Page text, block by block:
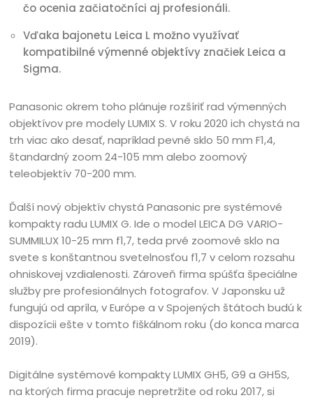
čo ocenia začiatočníci aj profesionáli.
Vďaka bajonetu Leica L možno využívať
kompatibilné výmenné objektívy značiek Leica a
Sigma.
Panasonic okrem toho plánuje rozšíriť rad výmenných
objektívov pre modely LUMIX S. V roku 2020 ich chystá na
trh viac ako desať, napríklad pevné sklo 50 mm F1,4,
štandardný zoom 24-105 mm alebo zoomový
teleobjektív 70-200 mm.
Ďalší nový objektív chystá Panasonic pre systémové
kompakty radu LUMIX G. Ide o model LEICA DG VARIO-
SUMMILUX 10-25 mm f1,7, teda prvé zoomové sklo na
svete s konštantnou svetelnosťou f1,7 v celom rozsahu
ohniskovej vzdialenosti. Zároveň firma spúšťa špeciálne
služby pre profesionálnych fotografov. V Japonsku už
fungujú od apríla, v Európe a v Spojených štátoch budú k
dispozícii ešte v tomto fiškálnom roku (do konca marca
2019).
Digitálne systémové kompakty LUMIX GH5, G9 a GH5S,
na ktorých firma pracuje nepretržite od roku 2017, si